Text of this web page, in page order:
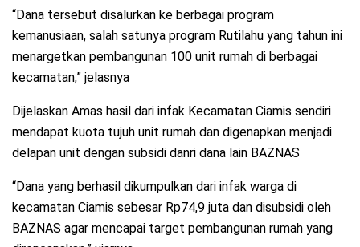
“Dana tersebut disalurkan ke berbagai program
kemanusiaan, salah satunya program Rutilahu yang tahun ini
menargetkan pembangunan 100 unit rumah di berbagai
kecamatan,” jelasnya
Dijelaskan Amas hasil dari infak Kecamatan Ciamis sendiri
mendapat kuota tujuh unit rumah dan digenapkan menjadi
delapan unit dengan subsidi danri dana lain BAZNAS
“Dana yang berhasil dikumpulkan dari infak warga di
kecamatan Ciamis sebesar Rp74,9 juta dan disubsidi oleh
BAZNAS agar mencapai target pembangunan rumah yang